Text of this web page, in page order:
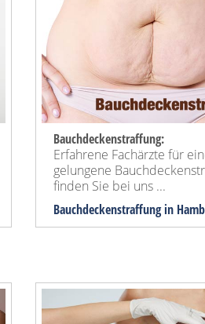
Bauchdeckenstraffung:
Erfahrene Fachärzte für
gelungene
finden Sie bei uns ...
Bauchdeckenstraffungin